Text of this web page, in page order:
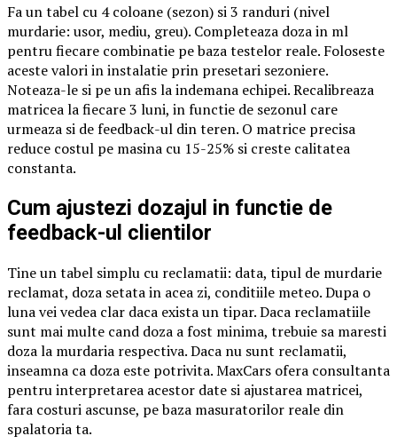
Fa un tabel cu 4 coloane (sezon) si 3 randuri (nivel
murdarie: usor, mediu, greu). Completeaza doza in ml
pentru fiecare combinatie pe baza testelor reale. Foloseste
aceste valori in instalatie prin presetari sezoniere.
Noteaza-le si pe un afis la indemana echipei. Recalibreaza
matricea la fiecare 3 luni, in functie de sezonul care
urmeaza si de feedback-ul din teren. O matrice precisa
reduce costul pe masina cu 15-25% si creste calitatea
constanta.
Cum ajustezi dozajul in functie de
feedback-ul clientilor
Tine un tabel simplu cu reclamatii: data, tipul de murdarie
reclamat, doza setata in acea zi, conditiile meteo. Dupa o
luna vei vedea clar daca exista un tipar. Daca reclamatiile
sunt mai multe cand doza a fost minima, trebuie sa maresti
doza la murdaria respectiva. Daca nu sunt reclamatii,
inseamna ca doza este potrivita. MaxCars ofera consultanta
pentru interpretarea acestor date si ajustarea matricei,
fara costuri ascunse, pe baza masuratorilor reale din
spalatoria ta.